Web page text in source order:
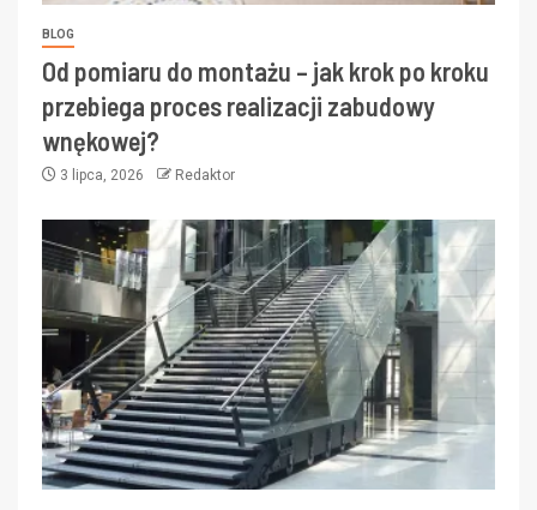
BLOG
Od pomiaru do montażu – jak krok po kroku
przebiega proces realizacji zabudowy
wnękowej?
3 lipca, 2026 Redaktor